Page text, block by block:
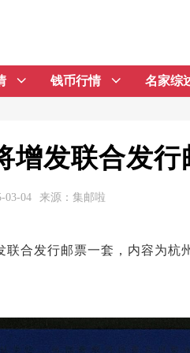
钱币行情 名家综
增发联合发行
03-04 来源：集邮啦
联合发行邮票一套，内容为杭